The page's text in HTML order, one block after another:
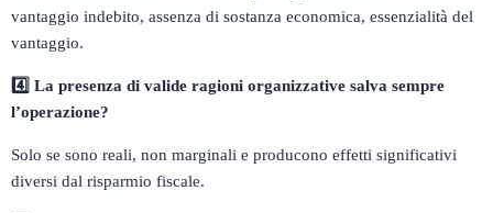
vantaggio indebito, assenza di sostanza economica, essenzialità del
vantaggio.
4️ La presenza di valide ragioni organizzative salva sempre
l’operazione?
Solo se sono reali, non marginali e producono effetti significativi
diversi dal risparmio fiscale.